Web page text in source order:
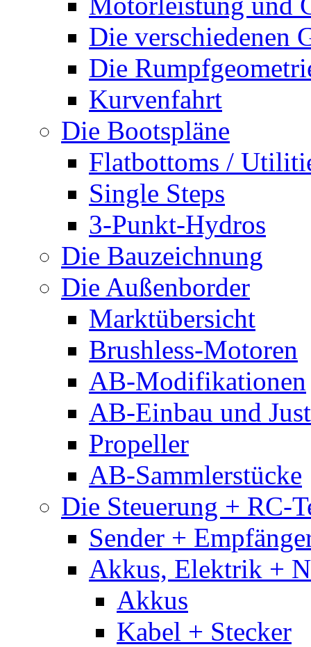
Die verschiedenen
Die
Kurvenfahrt
Die Bootspläne
Flatbottoms /
Single Steps
3-Punkt-Hydros
Die Bauzeichnung
Die Außenborder
Marktübersicht
Brushless-Motoren
AB-Modifikationen
AB-Einbau und
Propeller
AB-Sammlerstücke
Die Steuerung + RC-
Sender +
Akkus, Elektrik +
Akkus
Kabel + Stecker